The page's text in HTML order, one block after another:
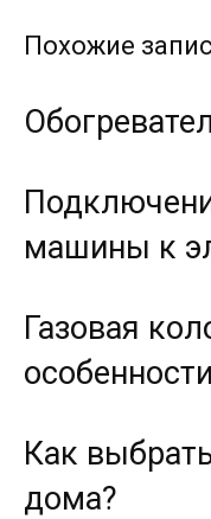
Похожие
машины к
Газовая
особенности
Как
дома?